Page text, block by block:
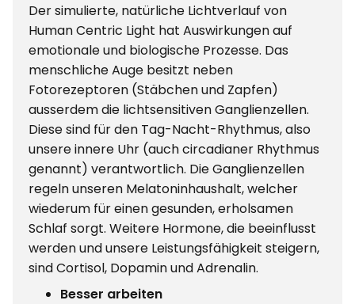
Der simulierte, natürliche Lichtverlauf von
Human Centric Light hat Auswirkungen auf
emotionale und biologische Prozesse. Das
menschliche Auge besitzt neben
Fotorezeptoren (Stäbchen und Zapfen)
ausserdem die lichtsensitiven Ganglienzellen.
Diese sind für den Tag-Nacht-Rhythmus, also
unsere innere Uhr (auch circadianer Rhythmus
genannt) verantwortlich. Die Ganglienzellen
regeln unseren Melatoninhaushalt, welcher
wiederum für einen gesunden, erholsamen
Schlaf sorgt. Weitere Hormone, die beeinflusst
werden und unsere Leistungsfähigkeit steigern,
sind Cortisol, Dopamin und Adrenalin.
Besser arbeiten